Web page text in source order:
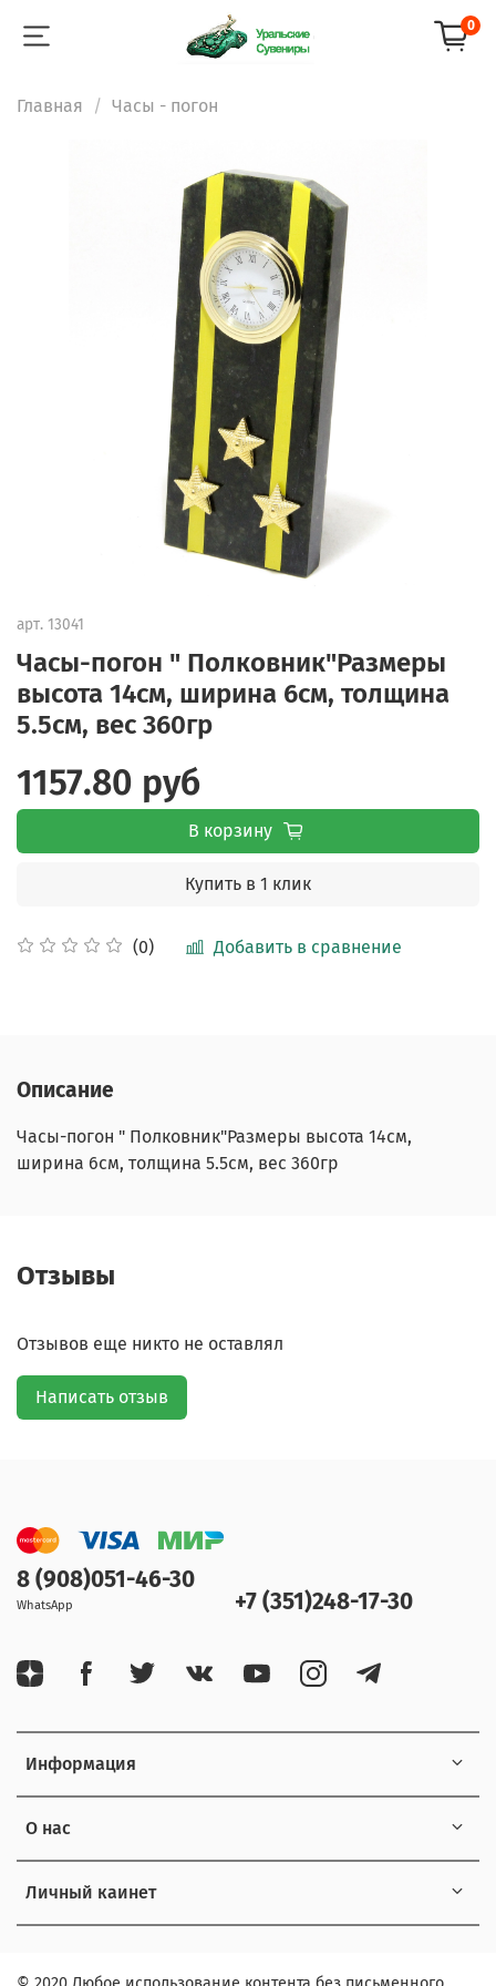
0
Главная Часы - погон
арт. 13041
Часы-погон " Полковник"Размеры
высота 14см, ширина 6см, толщина
5.5см, вес 360гр
(0) Добавить в сравнение
1157.80 руб
В корзину
Купить в 1 клик
Описание
Часы-погон " Полковник"Размеры высота 14см,
ширина 6см, толщина 5.5см, вес 360гр
Отзывы
Отзывов еще никто не оставлял
Написать отзыв
Информация
О нас
Личный каинет
8 (908)051-46-30
WhatsApp +7 (351)248-17-30